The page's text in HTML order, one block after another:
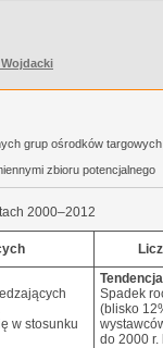
grup ośrodków
zbioru potencjalnego
2000–2012
w stosunku
Spadek
(blisko
do 2000 r.